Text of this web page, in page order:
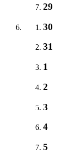
29
30
31
1
2
3
4
5